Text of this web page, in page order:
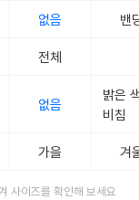
없음 밴
전체
없음
밝은
비침
가을 겨
사이즈를 확인해 보세요